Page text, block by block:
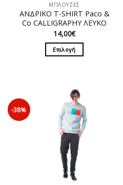
ΜΠΛΟΥΖΕΣ
ΑΝΔΡΙΚΟ T-SHIRT Paco &
Co CALLIGRAPHY ΛΕΥΚΟ
14,00€
Επιλογή
έχει
πολλαπλές
παραλλαγές.
Οι
επιλογές
μπορούν
να
επιλεγούν
στη
-38%